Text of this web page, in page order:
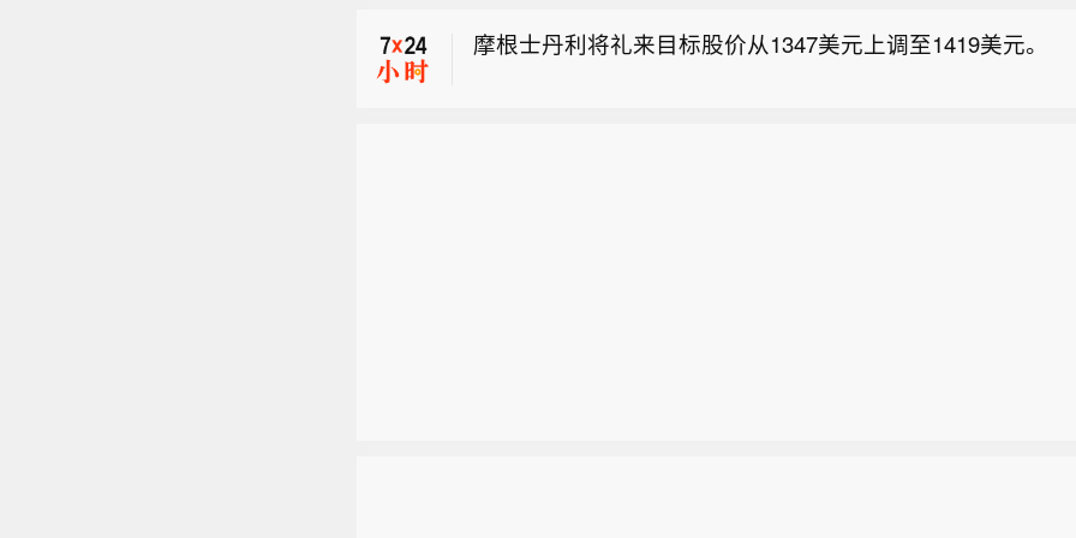
摩根士丹利将礼来目标股价从1347美元上调至1419美元。